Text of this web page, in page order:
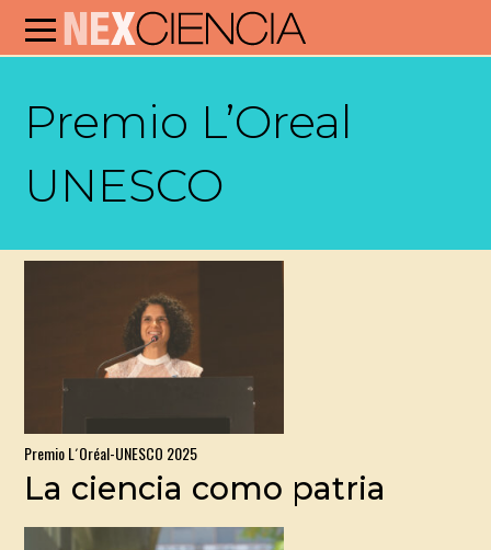
Premio L’Oreal
UNESCO
Premio L´Oréal-UNESCO 2025
La ciencia como patria